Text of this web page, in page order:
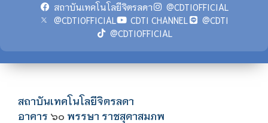
สถาบันเทคโนโลยีจิตรลดา
@CDTIOFFICIAL
@CDTIOFFICIAL
CDTI CHANNEL
@CDTI
@CDTIOFFICIAL
สถาบันเทคโนโลยีจิตรลดา
อาคาร ๖๐ พรรษา ราชสุดาสมภพ